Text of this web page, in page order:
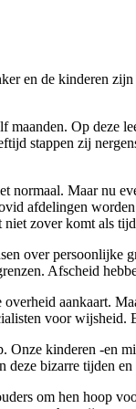
en de kinderen
Op deze
stappen zij
normaal. Maar nu
afdelingen
zover komt als
over persoonlijke
Afscheid
aankaart.
voor
kinderen -en
deze bizarre tijden
om hen hoop